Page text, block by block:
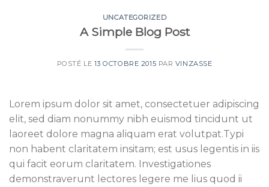
UNCATEGORIZED
A Simple Blog Post
POSTÉ LE 13 OCTOBRE 2015 PAR VINZASSE
Lorem ipsum dolor sit amet, consectetuer adipiscing
elit, sed diam nonummy nibh euismod tincidunt ut
laoreet dolore magna aliquam erat volutpat.Typi
non habent claritatem insitam; est usus legentis in iis
qui facit eorum claritatem. Investigationes
demonstraverunt lectores legere me lius quod ii